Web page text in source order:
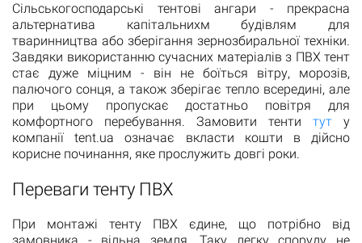
Сільськогосподарські тентові ангари - прекрасна
альтернатива капітальнихм будівлям для
тваринництва або зберігання зернозбиральної техніки.
Завдяки використанню сучасних матеріалів з ПВХ тент
стає дуже міцним - він не боїться вітру, морозів,
палючого сонця, а також зберігає тепло всередині, але
при цьому пропускає достатньо повітря для
комфортного перебування. Замовити тенти тут у
компанії tent.ua означає вкласти кошти в дійсно
корисне починання, яке прослужить довгі роки.
Переваги тенту ПВХ
При монтажі тенту ПВХ єдине, що потрібно від